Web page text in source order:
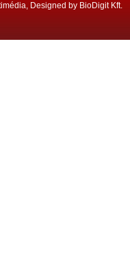
Designed by BioDigit Kft.